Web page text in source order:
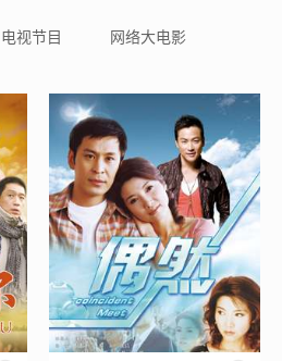
电视节目
网络大电影